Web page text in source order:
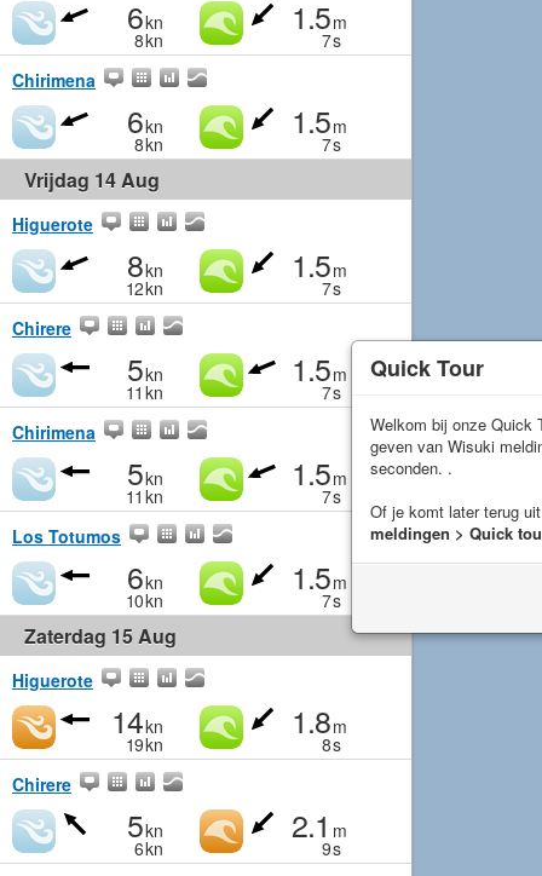
6kn
8kn
1.5m
7s
Chirimena
6kn
8kn
1.5m
7s
Vrijdag 14 Aug
Higuerote
8kn
12kn
1.5m
7s
Chirere
5kn
11 kn
1.5m
7s
Chirimena
5kn
11 kn
1.5m
7s
Los Totumos
6kn
10kn
1.5m
7s
Zaterdag 15 Aug
Higuerote
14kn
19kn
1.8m
8s
Chirere
5kn
6kn
2.1 m
9s
Quick Tour
Welkom bij onze Quick
geven van Wisuki
seconden. .
Of je komt later terug
meldingen > Quick